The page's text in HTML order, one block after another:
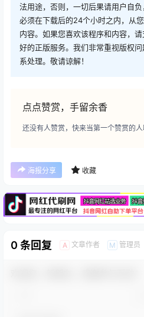
法用途，否则，一切后果请用户自
必须在下载后的24个小时之内，从
内容。如果您喜欢该程序和内容，
好的正版服务。我们非常重视版权
系处理。敬请谅解！
点点赞赏，手留余香
还没有人赞赏，快来当第一个赞赏的人
海报分享 收藏
广告
0 条回复 A 文章作者 M 管理员